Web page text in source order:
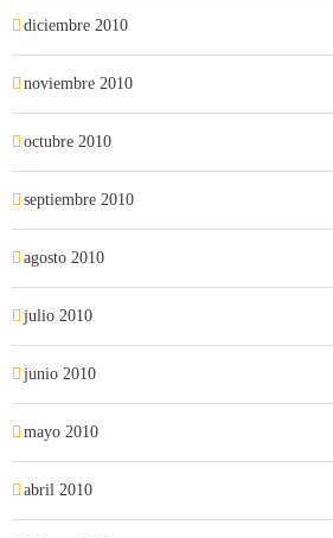
diciembre 2010
noviembre 2010
octubre 2010
septiembre 2010
agosto 2010
julio 2010
junio 2010
mayo 2010
abril 2010